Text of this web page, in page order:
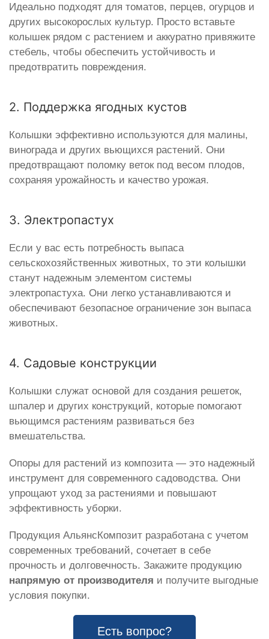
Идеально подходят для томатов, перцев, огурцов и
других высокорослых культур. Просто вставьте
колышек рядом с растением и аккуратно привяжите
стебель, чтобы обеспечить устойчивость и
предотвратить повреждения.
2. Поддержка ягодных кустов
Колышки эффективно используются для малины,
винограда и других вьющихся растений. Они
предотвращают поломку веток под весом плодов,
сохраняя урожайность и качество урожая.
3. Электропастух
Если у вас есть потребность выпаса
сельскохозяйственных животных, то эти колышки
станут надежным элементом системы
электропастуха. Они легко устанавливаются и
обеспечивают безопасное ограничение зон выпаса
животных.
4. Садовые конструкции
Колышки служат основой для создания решеток,
шпалер и других конструкций, которые помогают
вьющимся растениям развиваться без
вмешательства.
Опоры для растений из композита — это надежный
инструмент для современного садоводства. Они
упрощают уход за растениями и повышают
эффективность уборки.
Продукция АльянсКомпозит разработана с учетом
современных требований, сочетает в себе
прочность и долговечность. Закажите продукцию
напрямую от производителя и получите выгодные
условия покупки.
Есть вопрос?